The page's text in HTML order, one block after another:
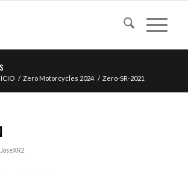
/ Zero Motorcycles 2024 / Zero-SR-2021
JoseXR2